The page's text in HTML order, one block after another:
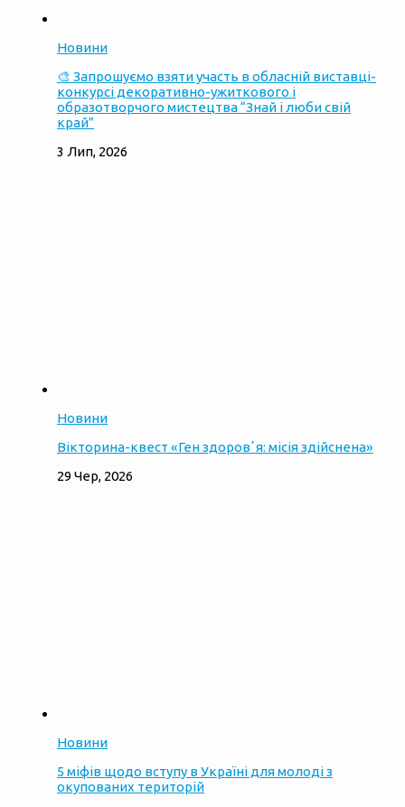
Новини
🎨 Запрошуємо взяти участь в обласній виставці-
конкурсі декоративно-ужиткового і
образотворчого мистецтва “Знай і люби свій
край”
3 Лип, 2026
Новини
Вікторина-квест «Ген здоровʼя: місія здійснена»
29 Чер, 2026
Новини
5 міфів щодо вступу в Україні для молоді з
окупованих територій